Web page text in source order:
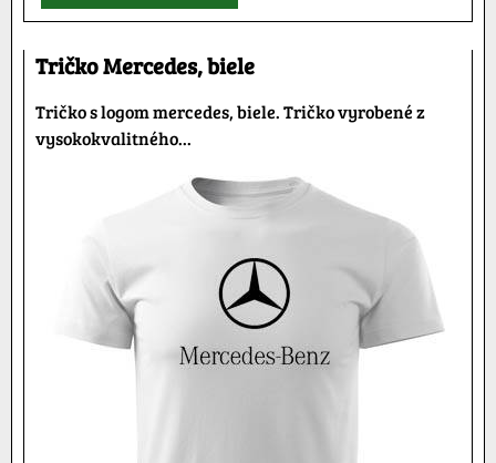
Tričko Mercedes, biele
Tričko s logom mercedes, biele. Tričko vyrobené z
vysokokvalitného...